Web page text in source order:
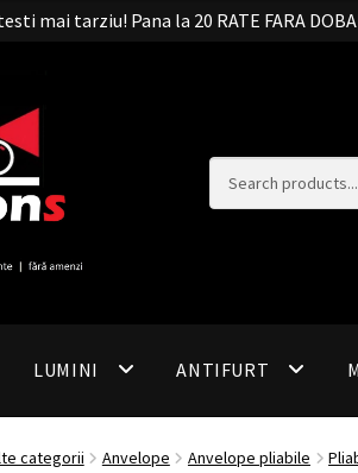
mai tarziu! Pana la 20 RATE FARA
LUMINI ANTIFURT
categorii Anvelope Anvelope pliabile